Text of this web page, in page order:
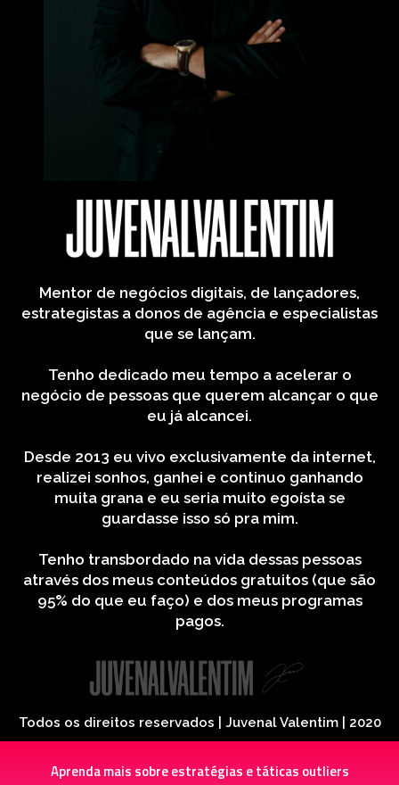
Mentor de negócios digitais, de lançadores,
estrategistas a donos de agência e especialistas
que se lançam.
Tenho dedicado meu tempo a acelerar o
negócio de pessoas que querem alcançar o que
eu já alcancei.
Desde 2013 eu vivo exclusivamente da internet,
realizei sonhos, ganhei e continuo ganhando
muita grana e eu seria muito egoísta se
guardasse isso só pra mim.
Tenho transbordado na vida dessas pessoas
através dos meus conteúdos gratuitos (que são
95% do que eu faço) e dos meus programas
pagos.
Todos os direitos reservados | Juvenal Valentim | 2020
Aprenda mais sobre estratégias e táticas outliers